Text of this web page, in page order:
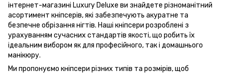
інтернет-магазині Luxury Deluxe ви знайдете різноманітний
асортимент кніпсерів, які забезпечують акуратне та
безпечне обрізання нігтів. Наші кніпсери розроблені з
урахуванням сучасних стандартів якості, що робить їх
ідеальним вибором як для професійного, так і домашнього
манікюру.
Ми пропонуємо кніпсери різних типів та розмірів, щоб